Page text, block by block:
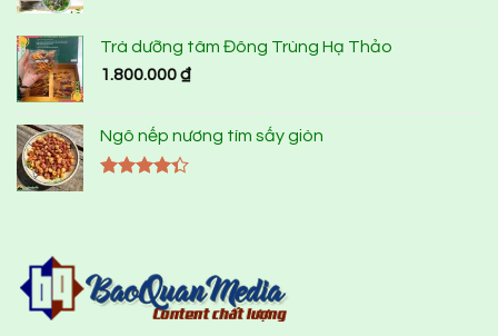
Trà dưỡng tâm Đông Trùng Hạ Thảo
1.800.000₫
Ngô nếp nương tím sấy giòn